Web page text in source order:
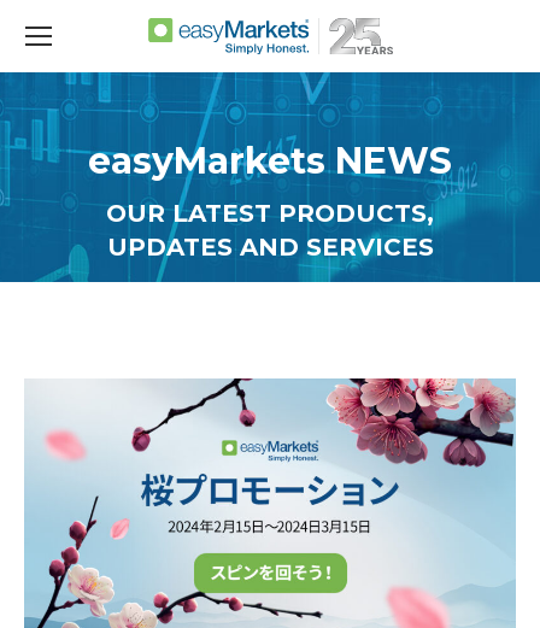
easyMarkets NEWS
OUR LATEST PRODUCTS,
UPDATES AND SERVICES